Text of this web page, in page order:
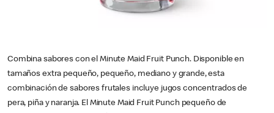
Combina sabores con el Minute Maid Fruit Punch. Disponible en
tamaños extra pequeño, pequeño, mediano y grande, esta
combinación de sabores frutales incluye jugos concentrados de
pera, piña y naranja. El Minute Maid Fruit Punch pequeño de